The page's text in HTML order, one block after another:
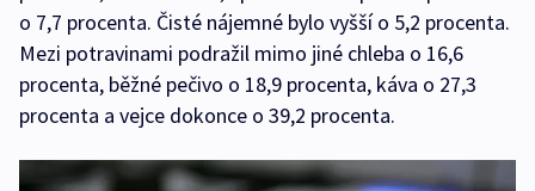
o 7,7 procenta. Čisté nájemné bylo vyšší o 5,2 procenta.
Mezi potravinami podražil mimo jiné chleba o 16,6
procenta, běžné pečivo o 18,9 procenta, káva o 27,3
procenta a vejce dokonce o 39,2 procenta.